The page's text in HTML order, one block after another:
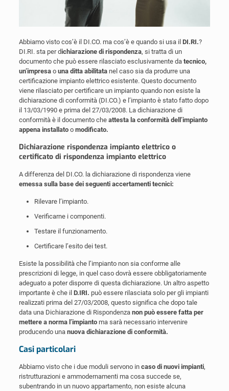
Abbiamo visto cos’è il DI.CO. ma cos’è e quando si usa il DI.RI.?
DI.RI. sta per dichiarazione di rispondenza, si tratta di un
documento che può essere rilasciato esclusivamente datecnico,
un’impresa ouna ditta abilitatanel caso sia da produrre una
certificazione impianto elettrico esistente. Questo documento
viene rilasciato per certificare un impianto quando non esiste la
dichiarazione di conformità (DI.CO.) e l’impianto è stato fatto dopo
il 13/03/1990 e prima del 27/03/2008. La dichiarazione di
conformità è il documento che attesta la conformità dell’impianto
appena installato omodificato.
Dichiarazione rispondenza impianto elettrico o
certificato di rispondenza impianto elettrico
A differenza del DI.CO. la dichiarazione di rispondenza viene
emessa sulla base dei seguenti accertamenti tecnici:
Rilevare l’impianto.
Verificarne i componenti.
Testare il funzionamento.
Certificare l’esito dei test.
Esiste la possibilità che l’impianto non sia conforme alle
prescrizioni di legge, in quel caso dovrà essere obbligatoriamente
adeguato a poter disporre di questa dichiarazione. Un altro aspetto
importante è che il D.IRI. può essere rilasciata solo per gli impianti
realizzati prima del 27/03/2008, questo significa che dopo tale
data una Dichiarazione di Rispondenza non può essere fatta per
mettere a norma l’impiantoma sarà necessario intervenire
producendo unanuova dichiarazione di conformità.
Casi particolari
Abbiamo visto che i due moduli servono in caso di nuovi impianti,
ristrutturazioni e ammodernamenti ma cosa succede se,
subentrando in un nuovo appartamento, non esiste alcuna